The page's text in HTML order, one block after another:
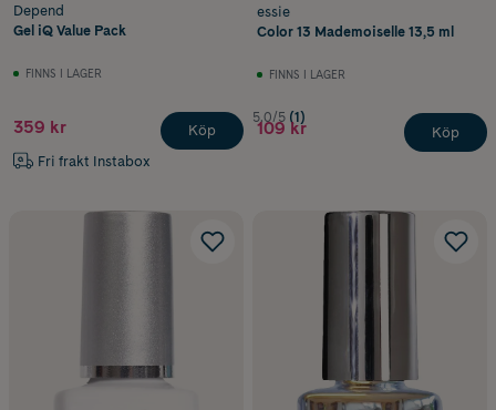
Depend
Gel iQ Value Pack
FINNS I LAGER
359 kr
Fri frakt Instabox
Köp
essie
Color 13 Mademoiselle 13,5 ml
FINNS I LAGER
5.0/5 (1)
109 kr Köp